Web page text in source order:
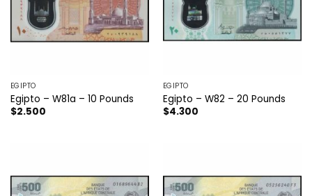
EGIPTO
Egipto – W81a – 10 Pounds
$2.500
EGIPTO
Egipto – W82 – 20 Pounds
$4.300